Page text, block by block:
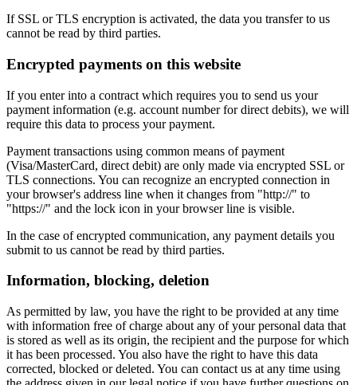
If SSL or TLS encryption is activated, the data you transfer to us
cannot be read by third parties.
Encrypted payments on this website
If you enter into a contract which requires you to send us your
payment information (e.g. account number for direct debits), we will
require this data to process your payment.
Payment transactions using common means of payment
(Visa/MasterCard, direct debit) are only made via encrypted SSL or
TLS connections. You can recognize an encrypted connection in
your browser's address line when it changes from "http://" to
"https://" and the lock icon in your browser line is visible.
In the case of encrypted communication, any payment details you
submit to us cannot be read by third parties.
Information, blocking, deletion
As permitted by law, you have the right to be provided at any time
with information free of charge about any of your personal data that
is stored as well as its origin, the recipient and the purpose for which
it has been processed. You also have the right to have this data
corrected, blocked or deleted. You can contact us at any time using